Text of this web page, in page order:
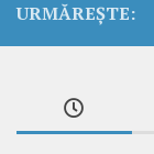
URMĂREȘTE: